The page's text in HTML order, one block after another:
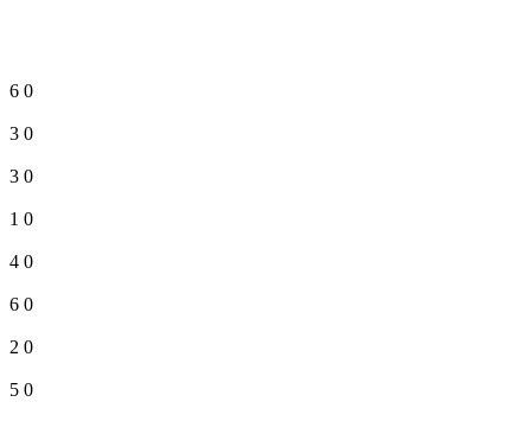
6 0
3 0
3 0
1 0
4 0
6 0
2 0
5 0